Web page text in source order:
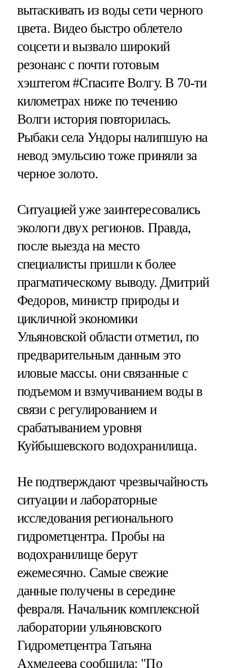
вытаскивать из воды сети черного
цвета. Видео быстро облетело
соцсети и вызвало широкий
резонанс с почти готовым
хэштегом #Спасите Волгу. В 70-ти
километрах ниже по течению
Волги история повторилась.
Рыбаки села Ундоры налипшую на
невод эмульсию тоже приняли за
черное золото.
Ситуацией уже заинтересовались
экологи двух регионов. Правда,
после выезда на место
специалисты пришли к более
прагматическому выводу. Дмитрий
Федоров, министр природы и
цикличной экономики
Ульяновской области отметил, по
предварительным данным это
иловые массы. они связанные с
подъемом и взмучиванием воды в
связи с регулированием и
срабатыванием уровня
Куйбышевского водохранилища.
Не подтверждают чрезвычайность
ситуации и лабораторные
исследования регионального
гидрометцентра. Пробы на
водохранилище берут
ежемесячно. Самые свежие
данные получены в середине
февраля. Начальник комплексной
лаборатории ульяновского
Гидрометцентра Татьяна
Ахмедеева сообщила: "По